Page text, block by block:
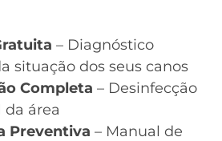
– Diagnóstico
situação dos seus canos
Completa – Desinfecção
da área
Preventiva – Manual de